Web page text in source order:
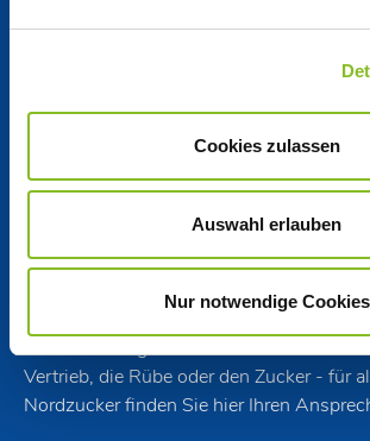
Cookies zulassen
Auswahl erlauben
Nur notwendige Cookies
Sie haben Fragen oder suchen einen
Vertrieb, die Rübe oder den Zucker - für
Nordzucker finden Sie hier Ihren